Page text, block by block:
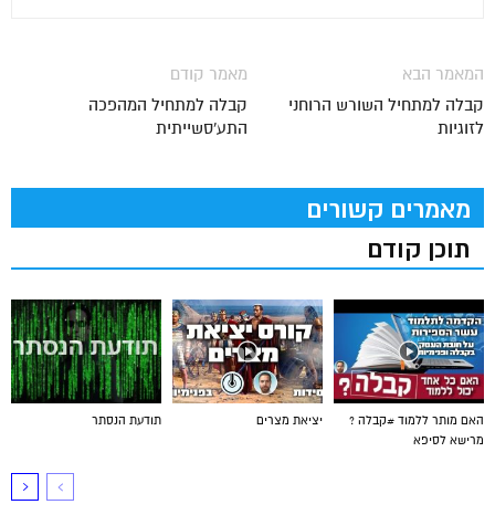
מאמר קודם
קבלה למתחיל המהפכה
התע'סשייתית
המאמר הבא
קבלה למתחיל השורש הרוחני
לזוגיות
מאמרים קשורים
תוכן קודם
תודעת הנסתר יציאת מצרים
האם מותר ללמוד #קבלה ?
מרישא לסיפא